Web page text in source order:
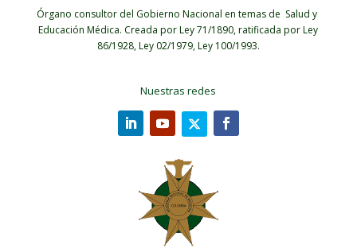
Órgano consultor del Gobierno Nacional en temas de Salud y
Educación Médica. Creada por Ley 71/1890, ratificada por Ley
86/1928, Ley 02/1979, Ley 100/1993.
Nuestras redes